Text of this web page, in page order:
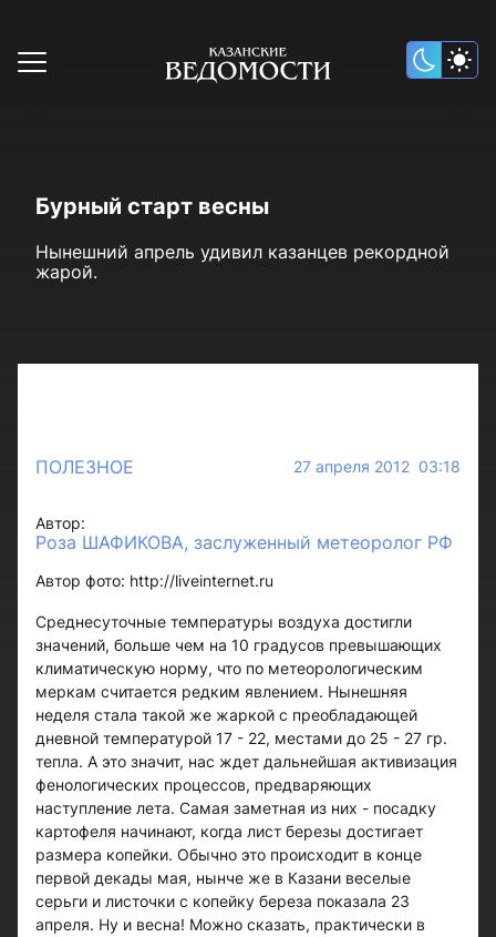
Бурный старт весны
Нынешний апрель удивил казанцев рекордной
жарой.
ПОЛЕЗНОЕ 27 апреля 2012 03:18
Автор:
Роза ШАФИКОВА, заслуженный метеоролог РФ
Автор фото: http://liveinternet.ru
Среднесуточные температуры воздуха достигли
значений, больше чем на 10 градусов превышающих
климатическую норму, что по метеорологическим
меркам считается редким явлением. Нынешняя
неделя стала такой же жаркой с преобладающей
дневной температурой 17 - 22, местами до 25 - 27 гр.
тепла. А это значит, нас ждет дальнейшая активизация
фенологических процессов, предваряющих
наступление лета. Самая заметная из них - посадку
картофеля начинают, когда лист березы достигает
размера копейки. Обычно это происходит в конце
первой декады мая, нынче же в Казани веселые
серьги и листочки с копейку береза показала 23
апреля. Ну и весна! Можно сказать, практически в